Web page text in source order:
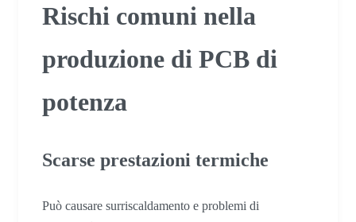
Rischi comuni nella
produzione di PCB di
potenza
Scarse prestazioni termiche
Può causare surriscaldamento e problemi di